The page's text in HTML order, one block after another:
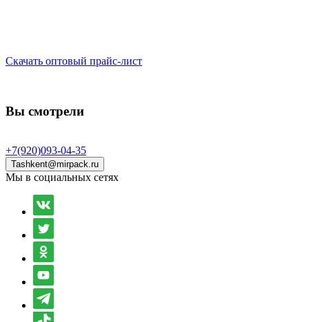
Скачать оптовый прайс-лист
Вы смотрели
+7(920)093-04-35
Tashkent@mirpack.ru
Мы в социальных сетях